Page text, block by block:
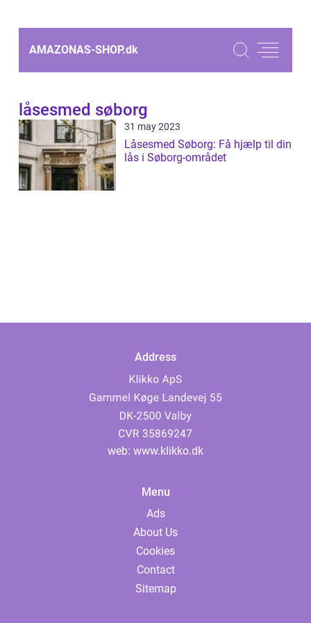
AMAZONAS-SHOP.dk
låsesmed søborg
31 may 2023
Låsesmed Søborg: Få hjælp til din
lås i Søborg-området
Address
web: www.klikko.dk
Menu
Ads
About Us
Cookies
Contact
Sitemap